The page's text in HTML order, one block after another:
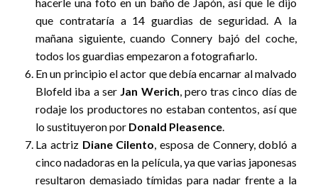
que contrataría a 14 guardias de seguridad. A la
mañana siguiente, cuando Connery bajó del coche,
todos los guardias empezaron a fotografiarlo.
En un principio el actor que debía encarnar al malvado
Blofeld iba a serJan Werich, pero tras cinco días de
rodaje los productores no estaban contentos, así que
lo sustituyeron por Donald Pleasence.
La actriz Diane Cilento, esposa de Connery, dobló a
cinco nadadoras en la película, ya que varias japonesas
resultaron demasiado tímidas para nadar frente a la